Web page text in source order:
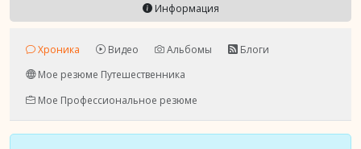
Информация
Хроника Видео Альбомы
Блоги
Мое резюме Путешественника
Мое Профессиональное резюме